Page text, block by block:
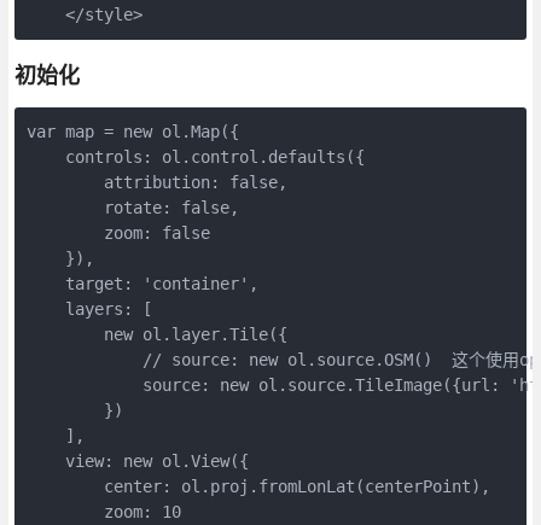
    </style>
初始化
var map = new ol.Map({
    controls: ol.control.defaults({
        attribution: false,
        rotate: false,
        zoom: false
    }),
    target: 'container',
    layers: [
        new ol.layer.Tile({
// source: new ol.source.OSM()  这个使用
source: new ol.source.TileImage({url:
        })
    ],
    view: new ol.View({
        center: ol.proj.fromLonLat(centerPoint),
        zoom: 10